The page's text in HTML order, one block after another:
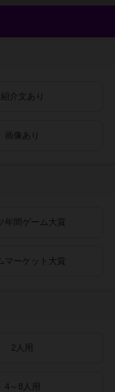
紹介文あり
画像あり
年間ゲーム大賞
マーケット大賞
2人用
4～8人用